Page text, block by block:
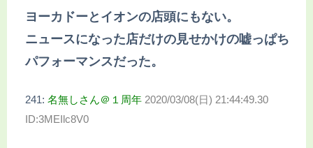
ヨーカドーとイオンの店頭にもない。
ニュースになった店だけの見せかけの嘘っぱち
パフォーマンスだった。
241: 名無しさん＠１周年 2020/03/08(日) 21:44:49.30
ID:3MEIlc8V0